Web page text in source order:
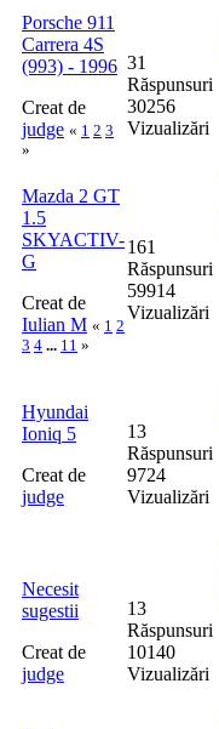
Porsche 911
Carrera 4S
(993) - 1996
Creat de
judge « 1 2 3
»
31
Răspunsuri
30256
Vizualizări
Mazda 2 GT
1.5
SKYACTIV-
G
Creat de
Iulian M « 1 2
3 4 ... 11 »
161
Răspunsuri
59914
Vizualizări
Hyundai
Ioniq 5
Creat de
judge
13
Răspunsuri
9724
Vizualizări
Necesit
sugestii
Creat de
judge
13
Răspunsuri
10140
Vizualizări